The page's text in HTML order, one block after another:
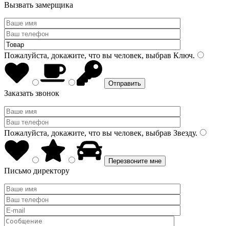
Вызвать замерщика
Пожалуйста, докажите, что вы человек, выбрав Ключ.
Заказать звонок
Пожалуйста, докажите, что вы человек, выбрав Звезду.
Письмо директору